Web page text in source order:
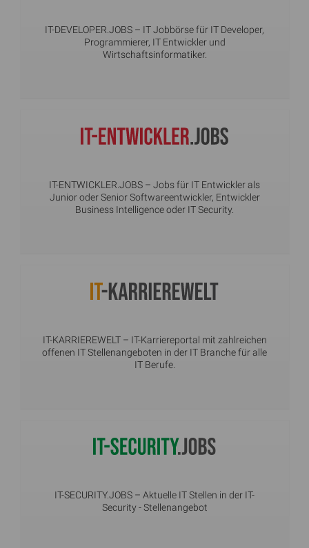
IT-DEVELOPER.JOBS – IT Jobbörse für IT Developer,
Programmierer, IT Entwickler und
Wirtschaftsinformatiker.
IT-ENTWICKLER.JOBS – Jobs für IT Entwickler als
Junior oder Senior Softwareentwickler, Entwickler
Business Intelligence oder IT Security.
IT-KARRIEREWELT– IT-Karriereportal mit zahlreichen
offenen IT Stellenangeboten in der IT Branche für alle
IT Berufe.
IT-SECURITY.JOBS – Aktuelle IT Stellen in der IT-
Security - Stellenangebot